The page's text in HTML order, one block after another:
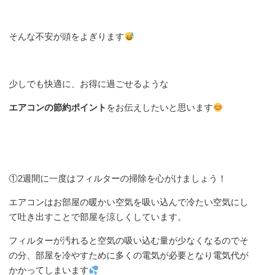
そんな不安が頭をよぎります
少しでも快適に、お得に過ごせるような
エアコンの節約ポイント をお伝えしたいと思います
①2週間に一度はフィルターの掃除を心がけましょう！
エアコンはお部屋の暖かい空気を吸い込んで冷たい空気にし
て吐き出すことで部屋を涼しくしています。
フィルターが汚れると空気の吸い込む量が少なくなるのでそ
の分、部屋を冷やすために多くの電気が必要となり電気代が
かかってしまいます